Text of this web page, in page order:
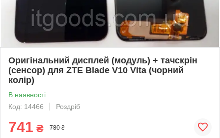
Оригінальний дисплей (модуль) + тачскрін
(сенсор) для ZTE Blade V10 Vita (чорний
колір)
В наявності
Код: 14466
Роздріб
741 ₴ 780 ₴